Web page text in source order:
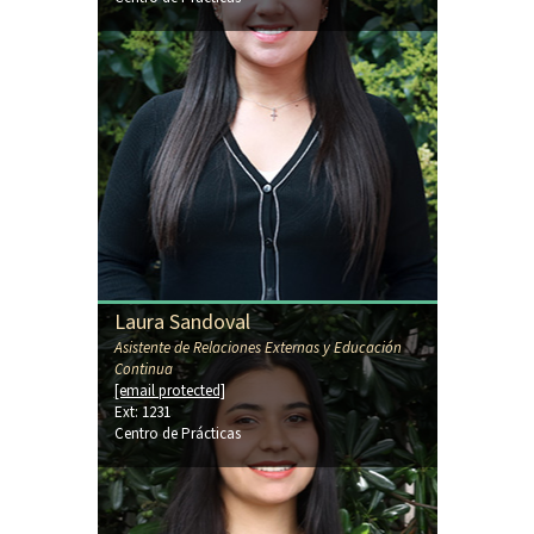
Laura Sandoval
Asistente de Relaciones Externas y Educación
Continua
[email protected]
Ext: 1231
Centro de Prácticas